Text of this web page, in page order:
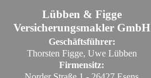
Lübben & Figge
Versicherungsmakler GmbH
Geschäftsführer:
Thorsten Figge, Uwe Lübben
Firmensitz: